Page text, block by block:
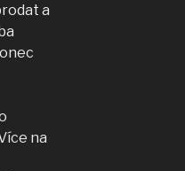
a
na